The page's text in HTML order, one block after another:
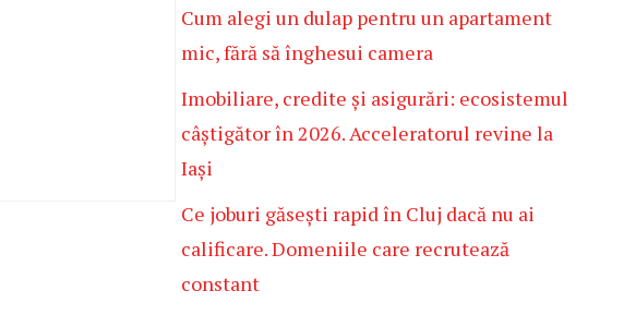
Cum alegi un dulap pentru un apartament
mic, fără să înghesui camera
Imobiliare, credite și asigurări: ecosistemul
câștigător în 2026. Acceleratorul revine la
Iași
Ce joburi găsești rapid în Cluj dacă nu ai
calificare. Domeniile care recrutează
constant